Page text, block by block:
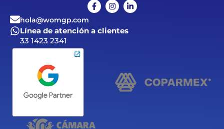
hola@womgp.com
Línea de atención a clientes
33 1423 2341